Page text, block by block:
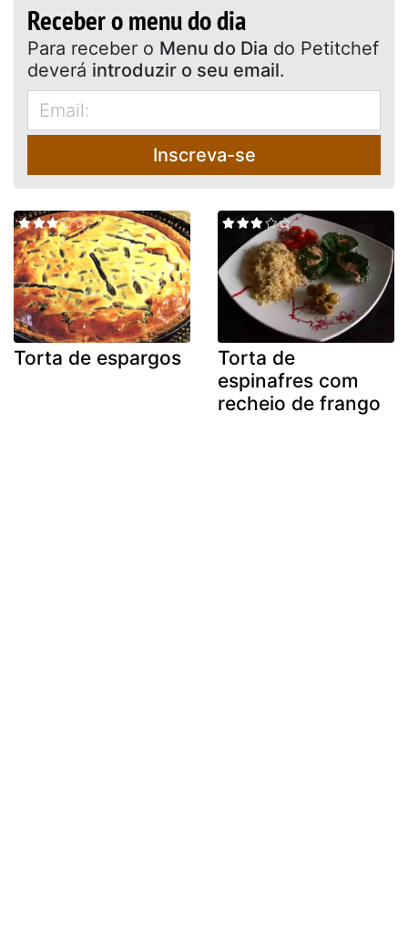
Receber o menu do dia
Para receber o Menu do Dia do Petitchef
deverá introduzir o seu email.
Inscreva-se
Torta de espargos
Torta de
espinafres com
recheio de frango